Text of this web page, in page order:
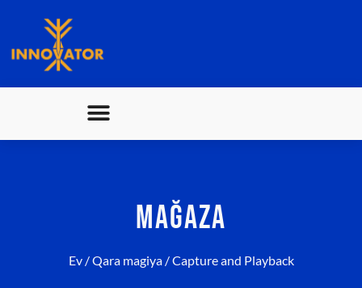
MAĞAZA
Ev/Qara magiya/ Capture and Playback